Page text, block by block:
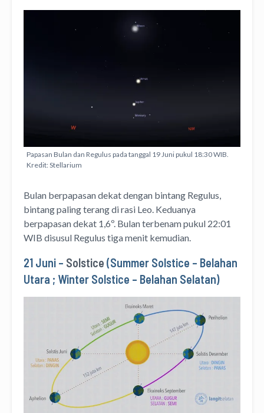
Papasan Bulan dan Regulus pada tanggal 19 Juni pukul 18:30 WIB.
Kredit: Stellarium
Bulan berpapasan dekat dengan bintang Regulus,
bintang paling terang di rasi Leo. Keduanya
berpapasan dekat 1,6º. Bulan terbenam pukul 22:01
WIB disusul Regulus tiga menit kemudian.
21 Juni – Solstice (Summer Solstice – Belahan
Utara ; Winter Solstice – Belahan Selatan)